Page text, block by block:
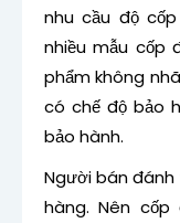
nhu cầu độ
nhiều mẫu cốp
phẩm không
có chế độ bảo
bảo hành.
Người bán
hàng. Nên